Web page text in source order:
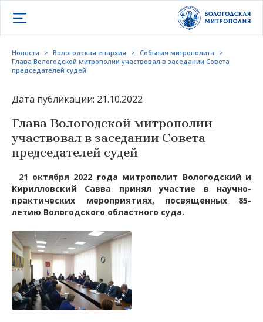
Открыть меню
Новости > Вологодская епархия > События митрополита
>
Глава Вологодской митрополии участвовал в заседании Совета
председателей судей
Дата публикации: 21.10.2022
Глава Вологодской митрополии
участвовал в заседании Совета
председателей судей
21 октября 2022 года митрополит Вологодский и
Кирилловский Савва принял участие в научно-
практических мероприятиях, посвященных 85-
летию Вологодского областного суда.